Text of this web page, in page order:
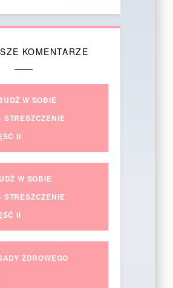
KOMENTARZE
W SOBIE
STRESZCZENIE
II
W SOBIE
STRESZCZENIE
II
ZDROWEGO